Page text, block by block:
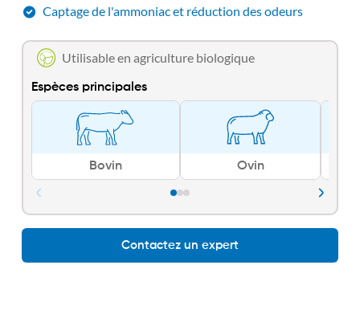
Captage de l'ammoniac et réduction des odeurs
Utilisable en agriculture biologique
Espèces principales
Bovin Ovin
Contactez un expert